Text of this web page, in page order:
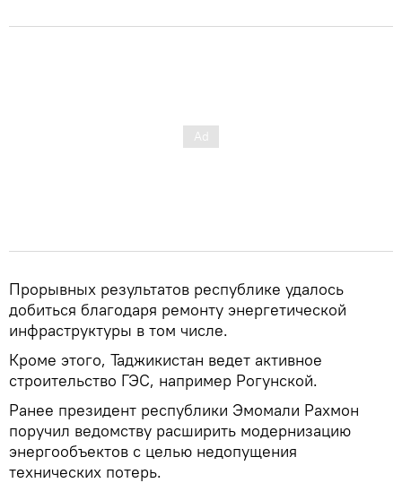
Прорывных результатов республике удалось
добиться благодаря ремонту энергетической
инфраструктуры в том числе.
Кроме этого, Таджикистан ведет активное
строительство ГЭС, например Рогунской.
Ранее президент республики Эмомали Рахмон
поручил ведомству расширить модернизацию
энергообъектов с целью недопущения
технических потерь.